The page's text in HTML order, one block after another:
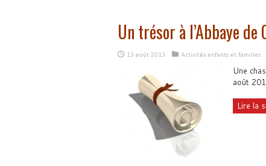
Un trésor à l’Abbaye
13 août 2013 Activités enfants et familles
Une
août
Lire la